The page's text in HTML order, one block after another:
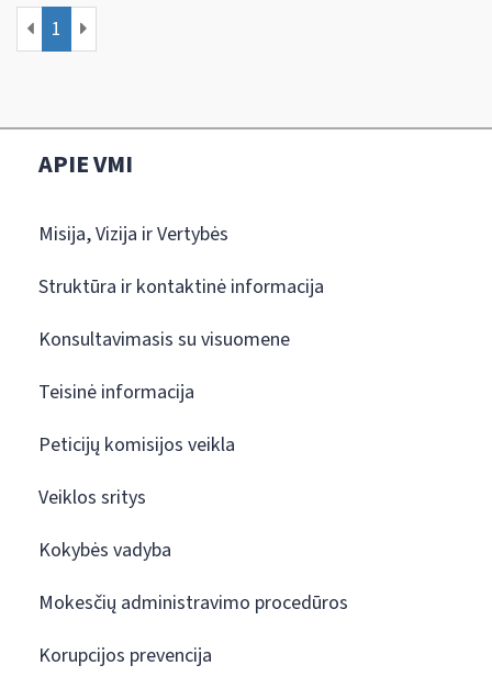
1
APIE VMI
Misija, Vizija ir Vertybės
Struktūra ir kontaktinė informacija
Konsultavimasis su visuomene
Teisinė informacija
Peticijų komisijos veikla
Veiklos sritys
Kokybės vadyba
Mokesčių administravimo procedūros
Korupcijos prevencija